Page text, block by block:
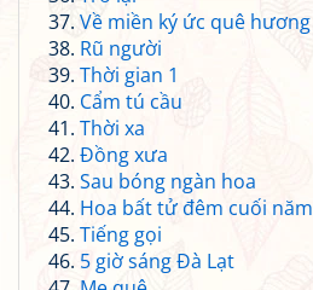
Về miền ký ức quê hương
Rũ người
Thời gian 1
Cẩm tú cầu
Thời xa
Đồng xưa
Sau bóng ngàn hoa
Hoa bất tử đêm cuối năm
Tiếng gọi
5 giờ sáng Đà Lạt